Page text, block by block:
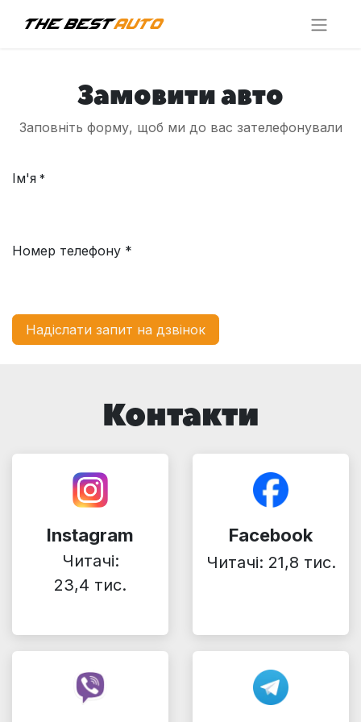
Замовити авто
Заповніть форму, щоб ми до вас зателефонували
Ім'я *
Номер телефону *
Надіслати запит на дзвінок
Контакти
Instagram
Читачі:
23,4 тис.
Facebook
Читачі: 21,8 тис.